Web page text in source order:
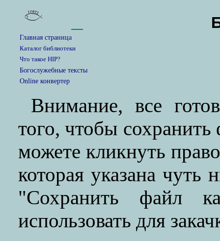
Главная страница
Каталог библиотеки
Что такое HIP?
Богослужебные тексты
Online конвертер
Внимание, все
того, чтобы
можете кликнуть
которая указана
"Сохранить файл
использовать для